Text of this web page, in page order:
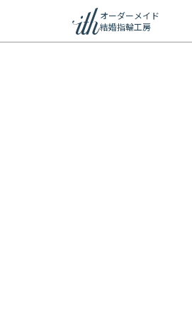
オーダーメイド
結婚指輪工房